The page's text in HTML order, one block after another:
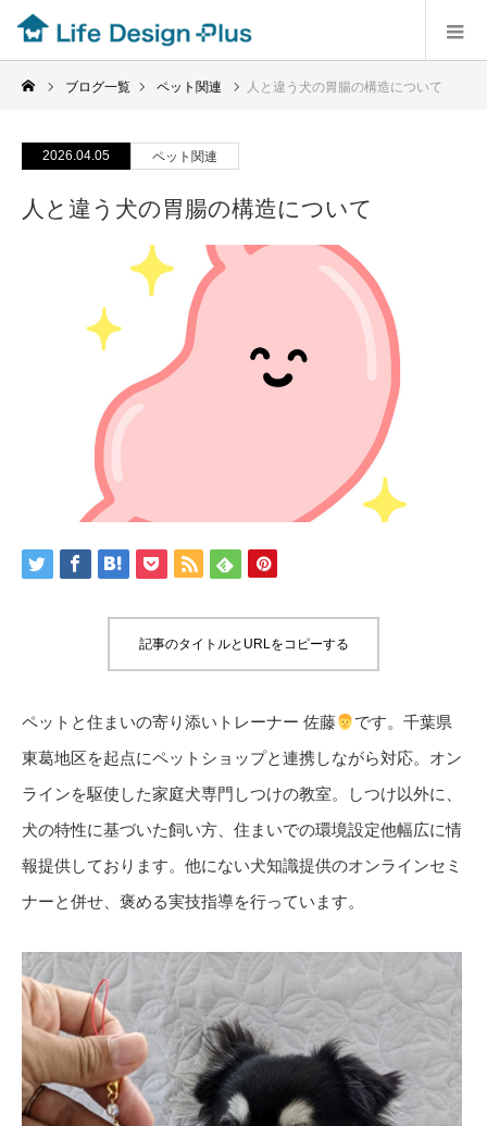
ブログ一覧 ペット関連 人と違う犬の胃腸の構造について
2026.04.05 ペット関連
人と違う犬の胃腸の構造について
記事のタイトルとURLをコピーする
ペットと住まいの寄り添いトレーナー 佐藤
です。千葉県
東葛地区を起点にペットショップと連携しながら対応。オン
ラインを駆使した家庭犬専門しつけの教室。しつけ以外に、
犬の特性に基づいた飼い方、住まいでの環境設定他幅広に情
報提供しております。他にない犬知識提供のオンラインセミ
ナーと併せ、褒める実技指導を行っています。